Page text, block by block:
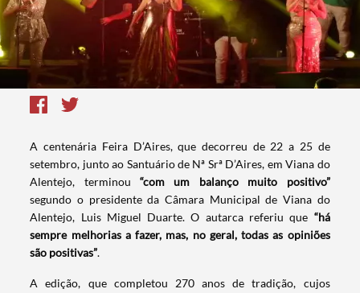
A centenária Feira D’Aires, que decorreu de 22 a 25 de
setembro, junto ao Santuário de Nª Srª D’Aires, em Viana do
Alentejo, terminou“com um balanço muito positivo”
segundo o presidente da Câmara Municipal de Viana do
Alentejo, Luis Miguel Duarte. O autarca referiu que “há
sempre melhorias a fazer, mas, no geral, todas as opiniões
são positivas”.
A edição, que completou 270 anos de tradição, cujos